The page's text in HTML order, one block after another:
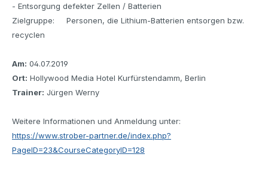
- Entsorgung defekter Zellen / Batterien
Zielgruppe: Personen, die Lithium-Batterien entsorgen bzw.
recyclen
Am: 04.07.2019
Ort: Hollywood Media Hotel Kurfürstendamm, Berlin
Trainer: Jürgen Werny
Weitere Informationen und Anmeldung unter:
https://www.strober-partner.de/index.php?
PageID=23&CourseCategoryID=128